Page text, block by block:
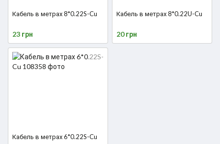
Кабель в метрах 8*0.22S-Cu
23 грн
Кабель в метрах 8*0.22U-Cu
20 грн
Кабель в метрах 6*0.22S-Cu